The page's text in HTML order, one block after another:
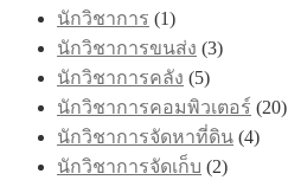
นักวิชาการ (1)
นักวิชาการขนส่ง (3)
นักวิชาการคลัง (5)
นักวิชาการคอมพิวเตอร์ (20)
นักวิชาการจัดหาที่ดิน (4)
นักวิชาการจัดเก็บ (2)